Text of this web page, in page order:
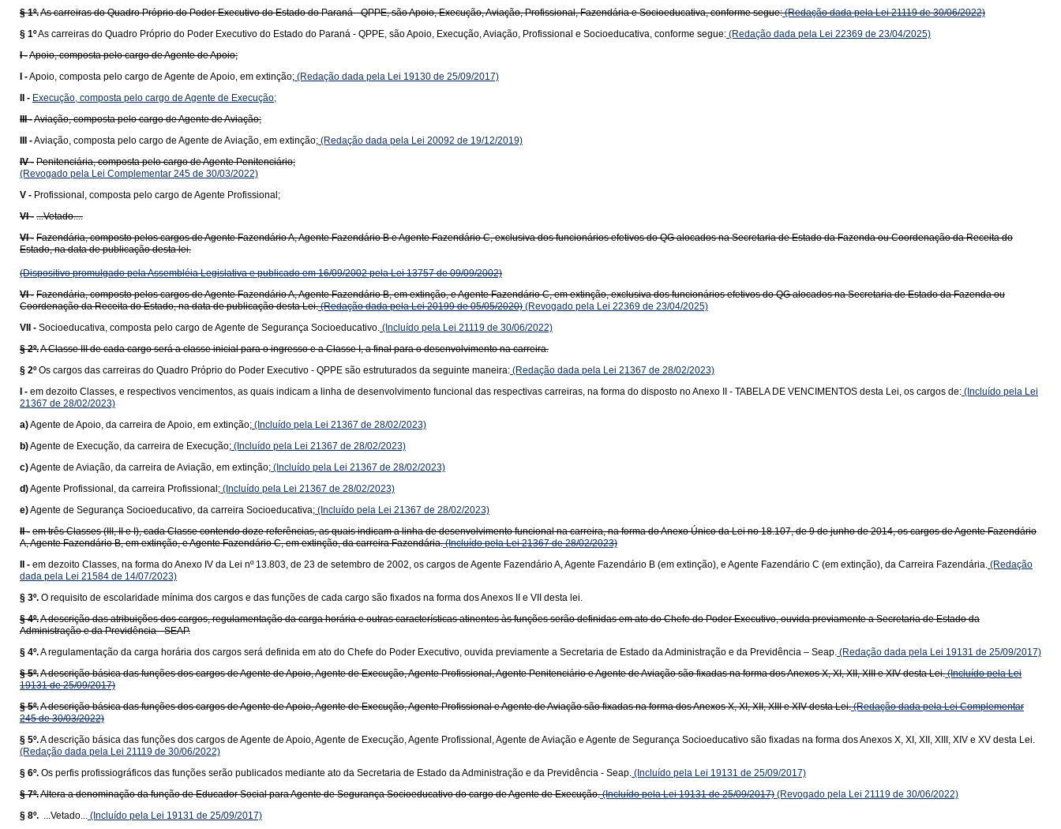
§ 1º.As carreiras do Quadro Próprio do Poder Executivo do Estado do Paraná - QPPE, são Apoio, Execução, Aviação, Profissional, Fazendária e Socioeducativa, conforme segue:(Redação dada pela Lei 21119 de 30/06/2022)
§ 1ºAs carreiras do Quadro Próprio do Poder Executivo do Estado do Paraná - QPPE, são Apoio, Execução, Aviação, Profissional e Socioeducativa, conforme segue: (Redação dada pela Lei 22369 de 23/04/2025)
I -Apoio, composta pelo cargo de Agente de Apoio;
I -Apoio, composta pelo cargo de Agente de Apoio, em extinção; (Redação dada pela Lei 19130 de 25/09/2017)
II - Execução, composta pelo cargo de Agente de Execução;
III -Aviação, composta pelo cargo de Agente de Aviação;
III -Aviação, composta pelo cargo de Agente de Aviação, em extinção; (Redação dada pela Lei 20092 de 19/12/2019)
IV - Penitenciária, composta pelo cargo de Agente Penitenciário;
(Revogado pela Lei Complementar 245 de 30/03/2022)
V - Profissional, composta pelo cargo de Agente Profissional;
VI - ...Vetado....
VI - Fazendária, composto pelos cargos de Agente Fazendário A, Agente Fazendário B e Agente Fazendário C, exclusiva dos funcionários efetivos do QG alocados na Secretaria de Estado da Fazenda ou Coordenação da Receita do
Estado, na data de publicação desta lei.
(Dispositivo promulgado pela Assembléia Legislativa e publicado em 16/09/2002 pela Lei 13757 de 09/09/2002)
VI - Fazendária, composto pelos cargos de Agente Fazendário A, Agente Fazendário B, em extinção, e Agente Fazendário C, em extinção, exclusiva dos funcionários efetivos do QG alocados na Secretaria de Estado da Fazenda ou
Coordenação da Receita do Estado, na data de publicação desta Lei.(Redação dada pela Lei 20199 de 05/05/2020) (Revogado pela Lei 22369 de 23/04/2025)
VII - Socioeducativa, composta pelo cargo de Agente de Segurança Socioeducativo. (Incluído pela Lei 21119 de 30/06/2022)
§ 2º.A Classe III de cada cargo será a classe inicial para o ingresso e a Classe I, a final para o desenvolvimento na carreira.
§ 2º Os cargos das carreiras do Quadro Próprio do Poder Executivo - QPPE são estruturados da seguinte maneira: (Redação dada pela Lei 21367 de 28/02/2023)
I - em dezoito Classes, e respectivos vencimentos, as quais indicam a linha de desenvolvimento funcional das respectivas carreiras, na forma do disposto no Anexo II - TABELA DE VENCIMENTOS desta Lei, os cargos de: (Incluído pela Lei
21367 de 28/02/2023)
a)Agente de Apoio, da carreira de Apoio, em extinção; (Incluído pela Lei 21367 de 28/02/2023)
b)Agente de Execução, da carreira de Execução; (Incluído pela Lei 21367 de 28/02/2023)
c)Agente de Aviação, da carreira de Aviação, em extinção; (Incluído pela Lei 21367 de 28/02/2023)
d)Agente Profissional, da carreira Profissional; (Incluído pela Lei 21367 de 28/02/2023)
e)Agente de Segurança Socioeducativo, da carreira Socioeducativa; (Incluído pela Lei 21367 de 28/02/2023)
II - em três Classes (III, II e I), cada Classe contendo doze referências, as quais indicam a linha de desenvolvimento funcional na carreira, na forma do Anexo Único da Lei no 18.107, de 9 de junho de 2014, os cargos de Agente Fazendário
A, Agente Fazendário B, em extinção, e Agente Fazendário C, em extinção, da carreira Fazendária.(Incluído pela Lei 21367 de 28/02/2023)
II - em dezoito Classes, na forma do Anexo IV da Lei nº 13.803, de 23 de setembro de 2002, os cargos de Agente Fazendário A, Agente Fazendário B (em extinção), e Agente Fazendário C (em extinção), da Carreira Fazendária. (Redação
dada pela Lei 21584 de 14/07/2023)
§ 3º. O requisito de escolaridade mínima dos cargos e das funções de cada cargo são fixados na forma dos Anexos II e VII desta lei.
§ 4º.A descrição das atribuições dos cargos, regulamentação da carga horária e outras características atinentes às funções serão definidas em ato do Chefe do Poder Executivo, ouvida previamente a Secretaria de Estado da
Administração e da Previdência - SEAP.
§ 4º.A regulamentação da carga horária dos cargos será definida em ato do Chefe do Poder Executivo, ouvida previamente a Secretaria de Estado da Administração e da Previdência – Seap. (Redação dada pela Lei 19131 de 25/09/2017)
§ 5º.A descrição básica das funções dos cargos de Agente de Apoio, Agente de Execução, Agente Profissional, Agente Penitenciário e Agente de Aviação são fixadas na forma dos Anexos X, XI, XII, XIII e XIV desta Lei.(Incluído pela Lei
19131 de 25/09/2017)
§ 5º.A descrição básica das funções dos cargos de Agente de Apoio, Agente de Execução, Agente Profissional e Agente de Aviação são fixadas na forma dos Anexos X, XI, XII, XIII e XIV desta Lei.(Redação dada pela Lei Complementar
245 de 30/03/2022)
§ 5º.A descrição básica das funções dos cargos de Agente de Apoio, Agente de Execução, Agente Profissional, Agente de Aviação e Agente de Segurança Socioeducativo são fixadas na forma dos Anexos X, XI, XII, XIII, XIV e XV desta Lei.
(Redação dada pela Lei 21119 de 30/06/2022)
§ 6º. Os perfis profissiográficos das funções serão publicados mediante ato da Secretaria de Estado da Administração e da Previdência - Seap. (Incluído pela Lei 19131 de 25/09/2017)
§ 7º.Altera a denominação da função de Educador Social para Agente de Segurança Socioeducativo do cargo de Agente de Execução.(Incluído pela Lei 19131 de 25/09/2017) (Revogado pela Lei 21119 de 30/06/2022)
§ 8º. ...Vetado... (Incluído pela Lei 19131 de 25/09/2017)